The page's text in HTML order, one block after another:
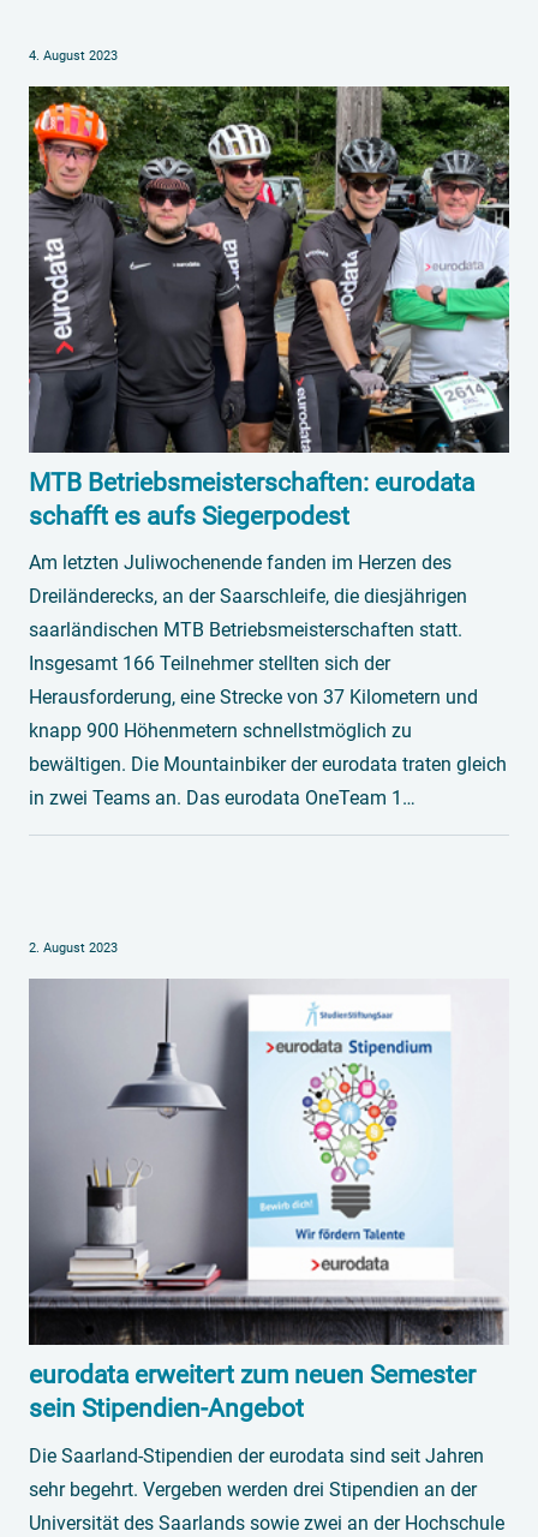
4. August 2023
MTB Betriebsmeisterschaften: eurodata
schafft es aufs Siegerpodest
Am letzten Juliwochenende fanden im Herzen des
Dreiländerecks, an der Saarschleife, die diesjährigen
saarländischen MTB Betriebsmeisterschaften statt.
Insgesamt 166 Teilnehmer stellten sich der
Herausforderung, eine Strecke von 37 Kilometern und
knapp 900 Höhenmetern schnellstmöglich zu
bewältigen. Die Mountainbiker der eurodata traten gleich
in zwei Teams an. Das eurodata OneTeam 1…
2. August 2023
eurodata erweitert zum neuen Semester
sein Stipendien-Angebot
Die Saarland-Stipendien der eurodata sind seit Jahren
sehr begehrt. Vergeben werden drei Stipendien an der
Universität des Saarlands sowie zwei an der Hochschule